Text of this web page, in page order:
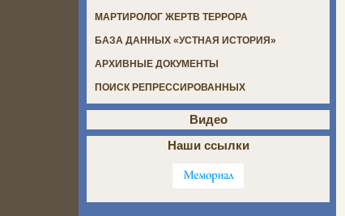
МАРТИРОЛОГ ЖЕРТВ ТЕРРОРА
БАЗА ДАННЫХ «УСТНАЯ ИСТОРИЯ»
АРХИВНЫЕ ДОКУМЕНТЫ
ПОИСК РЕПРЕССИРОВАННЫХ
Видео
Наши ссылки